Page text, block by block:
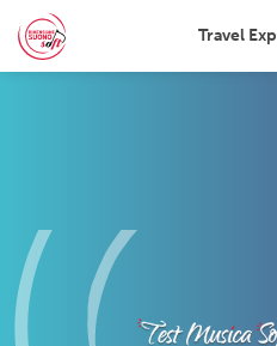
Travel